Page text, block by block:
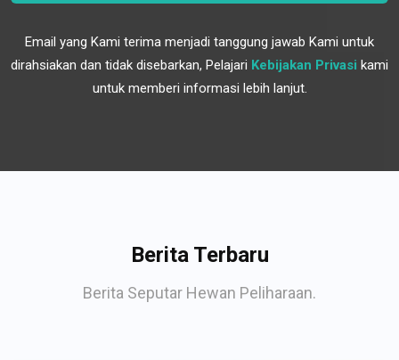
Email yang Kami terima menjadi tanggung jawab Kami untuk
dirahsiakan dan tidak disebarkan, Pelajari Kebijakan Privasi kami
untuk memberi informasi lebih lanjut.
Berita Terbaru
Berita Seputar Hewan Peliharaan.